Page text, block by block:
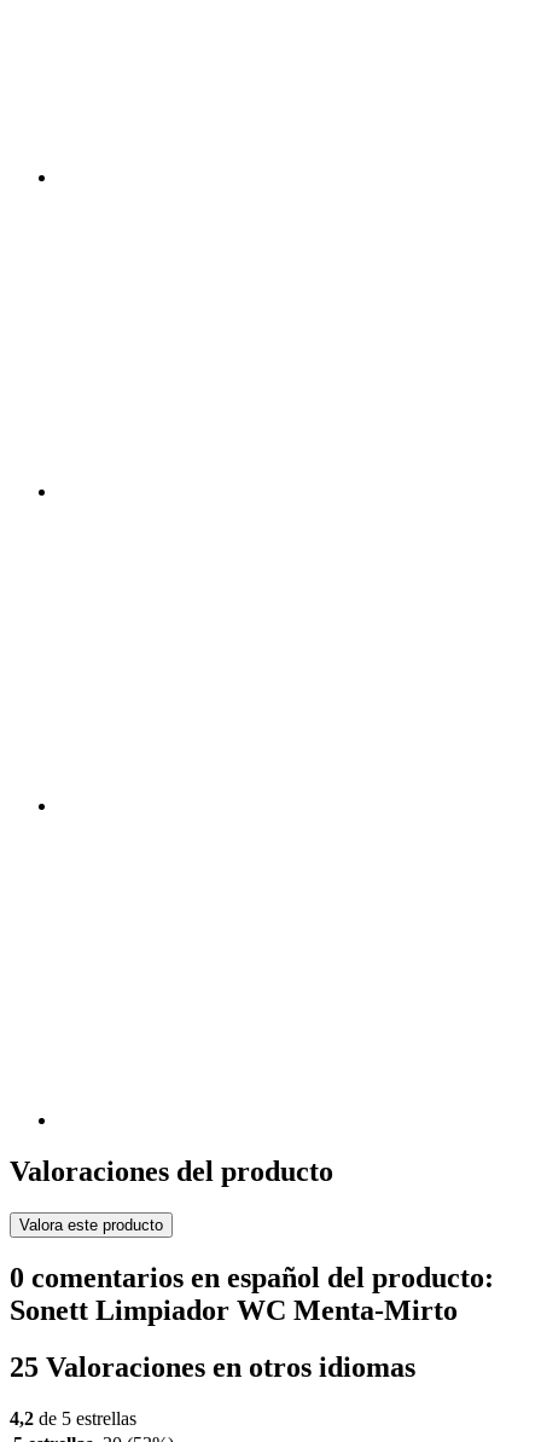
Valoraciones del producto
Valora este producto
0 comentarios en español del producto:
Sonett Limpiador WC Menta-Mirto
25 Valoraciones en otros idiomas
4,2 de 5 estrellas